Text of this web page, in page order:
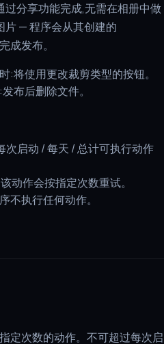
分享功能完成,无需在相册中做
片 — 程序会从其创建的
成发布。
:将使用更改裁剪类型的按钮。
布后删除文件。
启动 / 每天 / 总计可执行动作
动作会按指定次数重试。
不执行任何动作。
定次数的动作。不可超过每次启